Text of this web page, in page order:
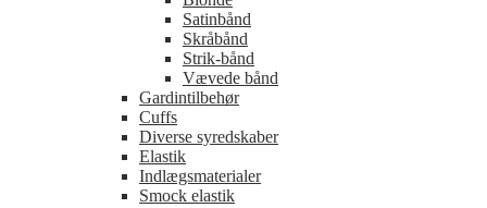
Satinbånd
Skråbånd
Strik-bånd
Vævede bånd
Gardintilbehør
Cuffs
Diverse syredskaber
Elastik
Indlægsmaterialer
Smock elastik